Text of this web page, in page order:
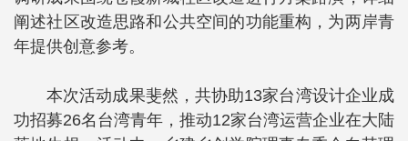
阐述社区改造思路和公共空间的功能重构，为两岸青
年提供创意参考。
本次活动成果斐然，共协助13家台湾设计企业成
功招募26名台湾青年，推动12家台湾运营企业在大陆